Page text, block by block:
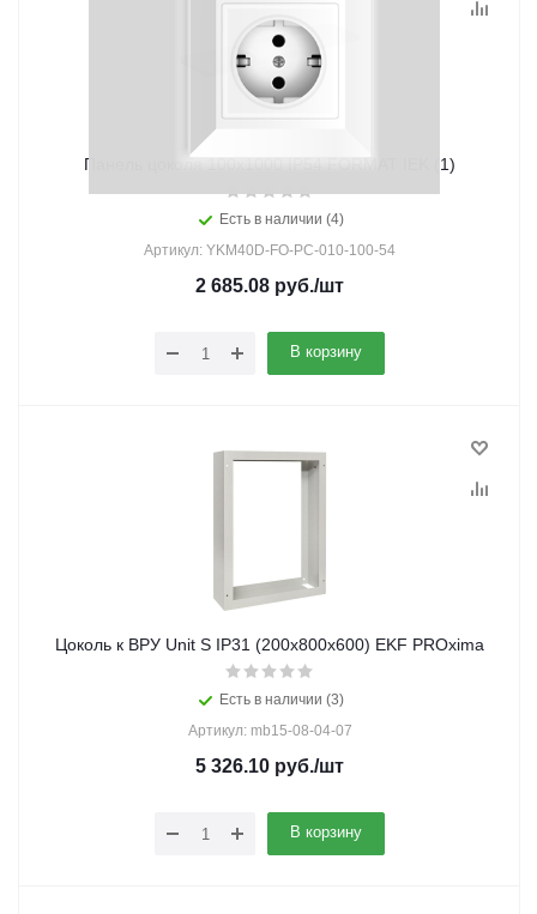
Панель цоколя 100х1000 IP54 FORMAT IEK (1)
Есть в наличии (4)
Артикул: YKM40D-FO-PC-010-100-54
2 685.08 руб./шт
В корзину
Цоколь к ВРУ Unit S IP31 (200х800х600) EKF PROxima
Есть в наличии (3)
Артикул: mb15-08-04-07
5 326.10 руб./шт
В корзину